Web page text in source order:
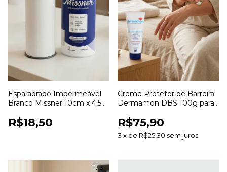
Esparadrapo Impermeável
Branco Missner 10cm x 4,5m
R$18,50
Creme Protetor de Barreira
Dermamon DBS 100g para
Pele
R$75,90
3 x de R$25,30 sem juros
1 /3